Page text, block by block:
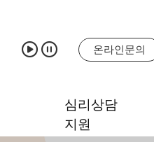
온라인문의
심리상담
지원